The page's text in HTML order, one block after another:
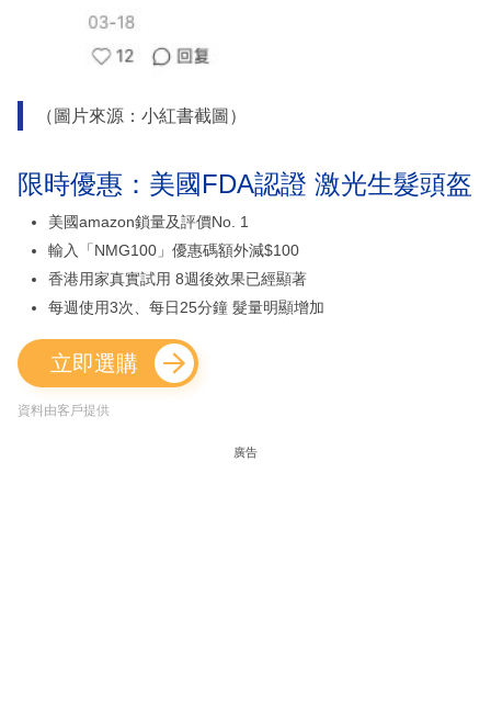
（圖片來源：小紅書截圖）
限時優惠：美國FDA認證 激光生髮頭盔
美國amazon鎖量及評價No. 1
輸入「NMG100」優惠碼額外減$100
香港用家真實試用 8週後效果已經顯著
每週使用3次、每日25分鐘 髮量明顯增加
立即選購
資料由客戶提供
廣告